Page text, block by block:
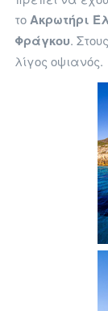
τοΑκρωτήρι
Φράγκου.
λίγος οψιανός.